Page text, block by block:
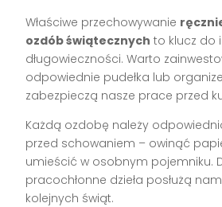
Właściwe przechowywanie
ozdób świątecznych to klucz do
długowieczności. Warto
odpowiednie pudełka lub
zabezpieczą nasze prace przed
Każdą ozdobę należy
przed schowaniem – owinąć
umieścić w osobnym pojemniku.
pracochłonne dzieła posłużą
kolejnych świąt.